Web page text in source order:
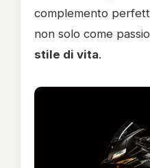
complemento
non solo come
stile di vita.